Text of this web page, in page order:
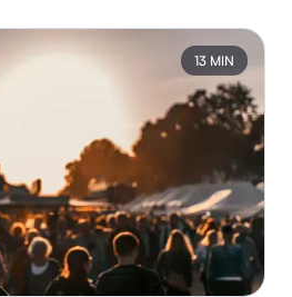
13 MIN